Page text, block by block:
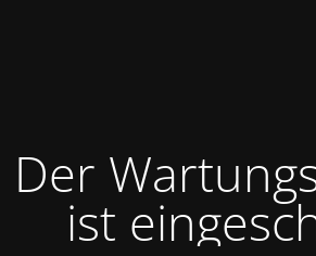
Der
ist